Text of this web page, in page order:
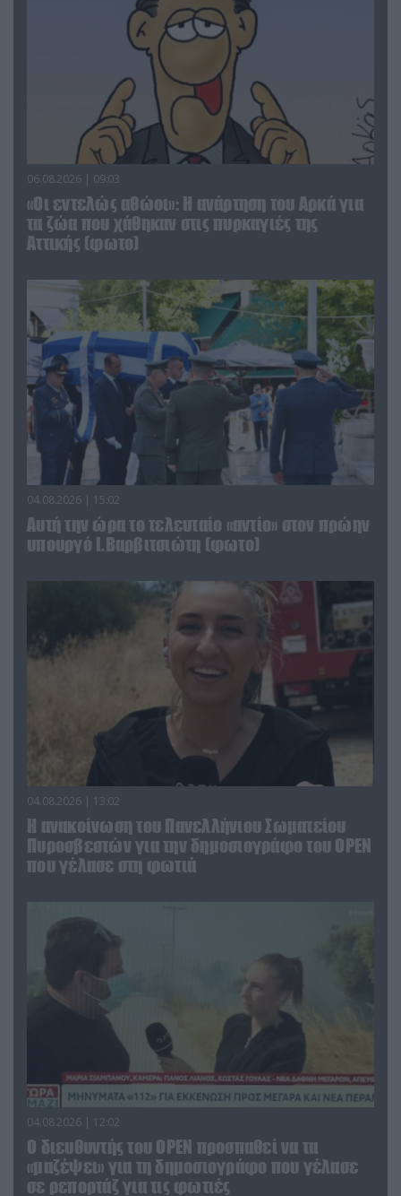
06.08.2026 | 09:03
«Οι εντελώς αθώοι»: Η ανάρτηση του Αρκά για
τα ζώα που χάθηκαν στις πυρκαγιές της
Αττικής (φωτο)
04.08.2026 | 15:02
Αυτή την ώρα το τελευταίο «αντίο» στον πρώην
υπουργό Ι.Βαρβιτσιώτη (φωτο)
04.08.2026 | 13:02
Η ανακοίνωση του Πανελλήνιου Σωματείου
Πυροσβεστών για την δημοσιογράφο του OPEN
που γέλασε στη φωτιά
04.08.2026 | 12:02
O διευθυντής του OPEN προσπαθεί να τα
«μαζέψει» για τη δημοσιογράφο που γέλασε
σε ρεπορτάζ για τις φωτιές